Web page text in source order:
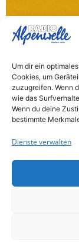
Um dir ein
Cookies, um
zuzugreifen. Wenn
wie das
Wenn du deine
bestimmte
Dienste verwalten
Wegen
sofort eine
verhängt.